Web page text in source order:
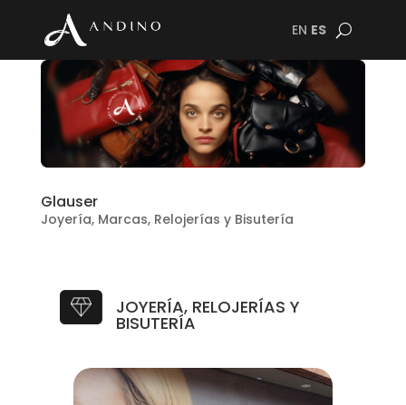
EN ES
Glauser
Joyería, Marcas, Relojerías y Bisutería
JOYERÍA, RELOJERÍAS Y
BISUTERÍA